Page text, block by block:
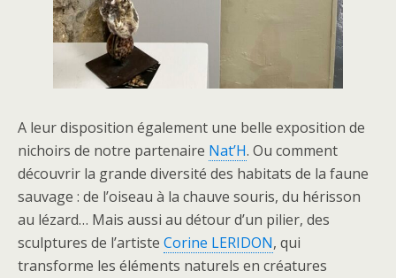
A leur disposition également une belle exposition de
nichoirs de notre partenaire Nat’H. Ou comment
découvrir la grande diversité des habitats de la faune
sauvage : de l’oiseau à la chauve souris, du hérisson
au lézard… Mais aussi au détour d’un pilier, des
sculptures de l’artiste Corine LERIDON, qui
transforme les éléments naturels en créatures